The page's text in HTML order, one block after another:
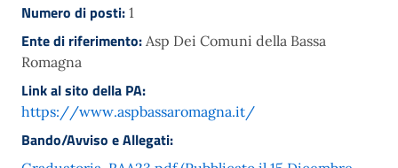
Numero di posti: 1
Ente di riferimento: Asp Dei Comuni della Bassa
Romagna
Link al sito della PA:
https://www.aspbassaromagna.it/
Bando/Avviso e Allegati: